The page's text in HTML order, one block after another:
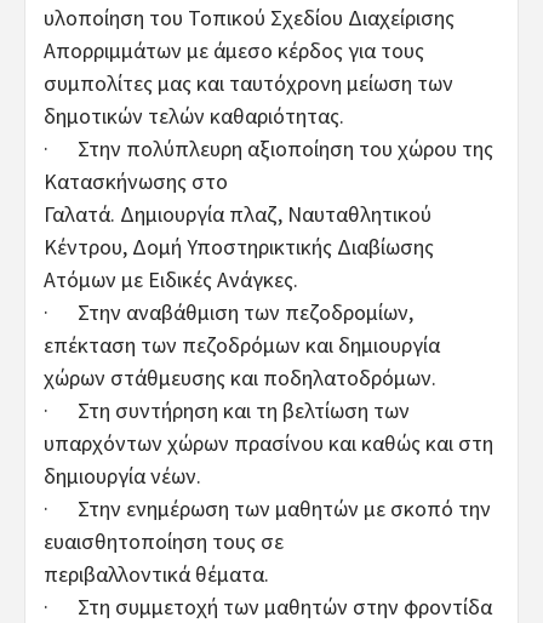
υλοποίηση του Τοπικού Σχεδίου Διαχείρισης
Απορριμμάτων με άμεσο κέρδος για τους
συμπολίτες μας και ταυτόχρονη μείωση των
δημοτικών τελών καθαριότητας.
· Στην πολύπλευρη αξιοποίηση του χώρου της
Κατασκήνωσης στο
Γαλατά. Δημιουργία πλαζ, Ναυταθλητικού
Κέντρου, Δομή Υποστηρικτικής Διαβίωσης
Ατόμων με Ειδικές Ανάγκες.
· Στην αναβάθμιση των πεζοδρομίων,
επέκταση των πεζοδρόμων και δημιουργία
χώρων στάθμευσης και ποδηλατοδρόμων.
· Στη συντήρηση και τη βελτίωση των
υπαρχόντων χώρων πρασίνου και καθώς και στη
δημιουργία νέων.
· Στην ενημέρωση των μαθητών με σκοπό την
ευαισθητοποίηση τους σε
περιβαλλοντικά θέματα.
· Στη συμμετοχή των μαθητών στην φροντίδα